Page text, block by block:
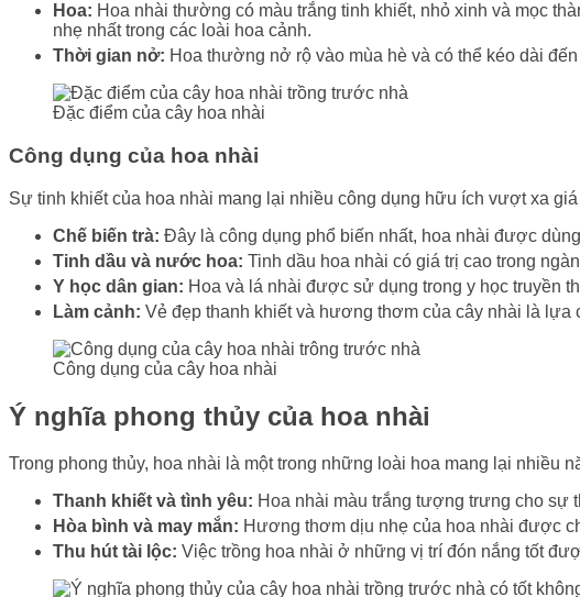
Hoa: Hoa nhài thường có màu trắng tinh khiết, nhỏ xinh và mọc
nhẹ nhất trong các loài hoa cảnh.
Thời gian nở: Hoa thường nở rộ vào mùa hè và có thể kéo dài
Đặc điểm của cây hoa nhài
Công dụng của hoa nhài
Sự tinh khiết của hoa nhài mang lại nhiều công dụng hữu ích vượt xa
Chế biến trà: Đây là công dụng phổ biến nhất, hoa nhài được
Tinh dầu và nước hoa: Tinh dầu hoa nhài có giá trị cao trong
Y học dân gian: Hoa và lá nhài được sử dụng trong y học truyền
Làm cảnh: Vẻ đẹp thanh khiết và hương thơm của cây nhài là
Công dụng của cây hoa nhài
Ý nghĩa phong thủy của hoa nhài
Trong phong thủy, hoa nhài là một trong những loài hoa mang lại nhiều
Thanh khiết và tình yêu: Hoa nhài màu trắng tượng trưng cho sự
Hòa bình và may mắn: Hương thơm dịu nhẹ của hoa nhài được
Thu hút tài lộc: Việc trồng hoa nhài ở những vị trí đón nắng tốt